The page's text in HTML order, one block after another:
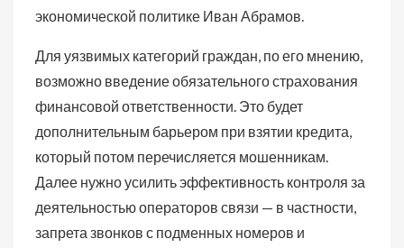
экономической политике Иван Абрамов.
Для уязвимых категорий граждан, по его мнению,
возможно введение обязательного страхования
финансовой ответственности. Это будет
дополнительным барьером при взятии кредита,
который потом перечисляется мошенникам.
Далее нужно усилить эффективность контроля за
деятельностью операторов связи — в частности,
запрета звонков с подменных номеров и